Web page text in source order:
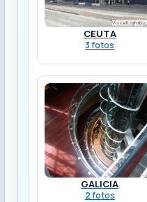
CEUTA
3 fotos
GALICIA
2 fotos